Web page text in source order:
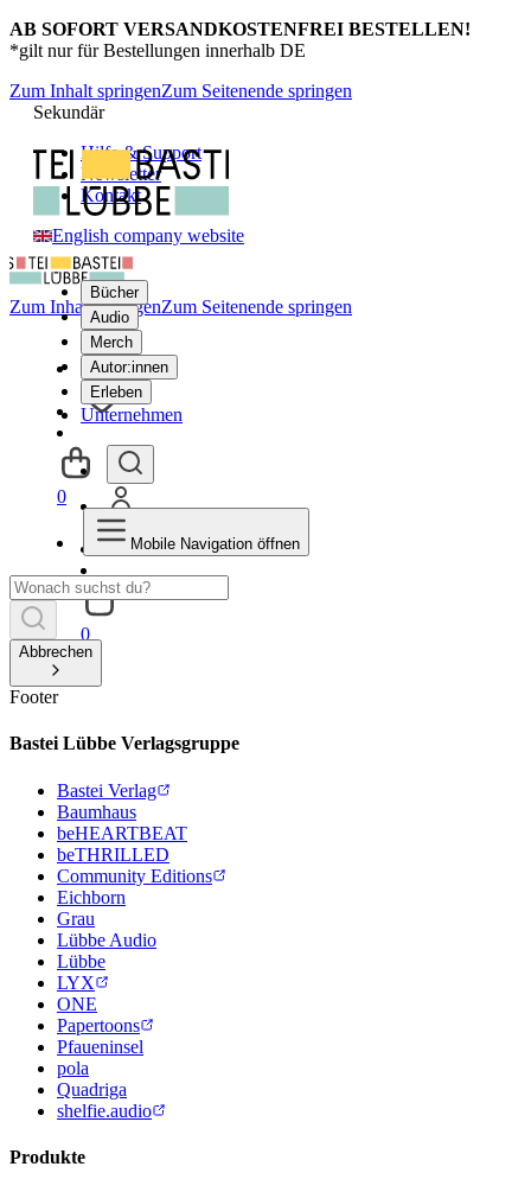
AB SOFORT VERSANDKOSTENFREI BESTELLEN!
*gilt nur für Bestellungen innerhalb DE
Zum Inhalt springenZum Seitenende springen
Sekundär
Hilfe & Support
Newsletter
Kontakt
English company website
Bücher
Audio
Merch
Autor:innen
Erleben
Unternehmen
0
Zum Inhalt springenZum Seitenende springen
0
Mobile Navigation öffnen
Abbrechen
Footer
Bastei Lübbe Verlagsgruppe
Bastei Verlag
Baumhaus
beHEARTBEAT
beTHRILLED
Community Editions
Eichborn
Grau
Lübbe Audio
Lübbe
LYX
ONE
Papertoons
Pfaueninsel
pola
Quadriga
shelfie.audio
Produkte